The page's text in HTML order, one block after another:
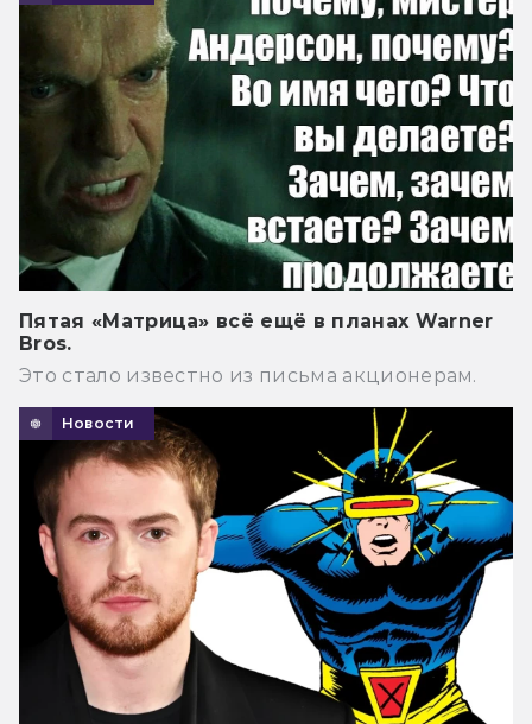
Пятая «Матрица» всё ещё в планах Warner
Bros.
Это стало известно из письма акционерам.
Новости